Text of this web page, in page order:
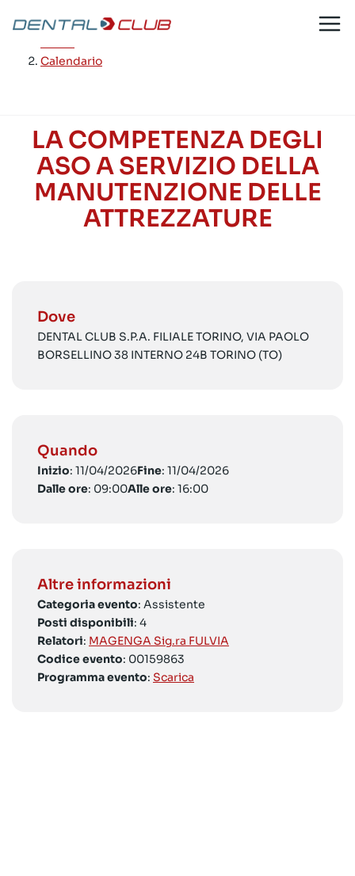
contenuto
Calendario
LA COMPETENZA DEGLI
ASO A SERVIZIO DELLA
MANUTENZIONE DELLE
ATTREZZATURE
Dove
DENTAL CLUB S.P.A. FILIALE TORINO, VIA PAOLO
BORSELLINO 38 INTERNO 24B TORINO (TO)
Quando
Inizio: 11/04/2026Fine: 11/04/2026
Dalle ore: 09:00Alle ore: 16:00
Altre informazioni
Categoria evento: Assistente
Posti disponibili: 4
Relatori: MAGENGA Sig.ra FULVIA
Codice evento: 00159863
Programma evento: Scarica